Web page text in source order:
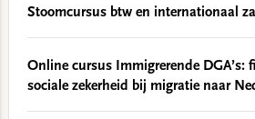
Stoomcursus btw en internationaal
Online cursus Immigrerende DGA’s:
sociale zekerheid bij migratie naar